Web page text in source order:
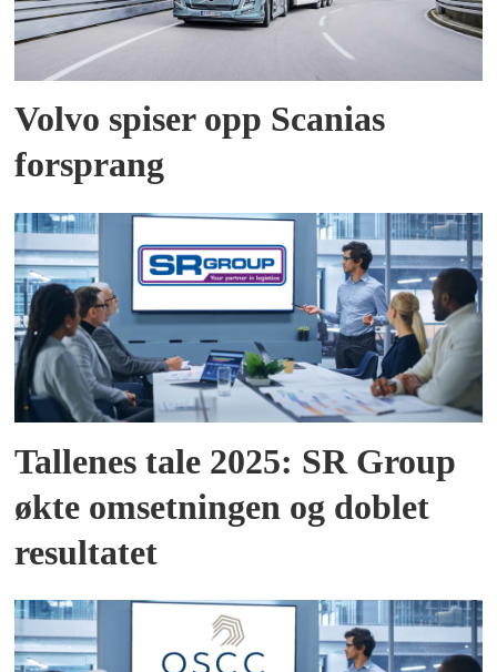
Volvo spiser opp Scanias
forsprang
Tallenes tale 2025: SR Group
økte omsetningen og doblet
resultatet